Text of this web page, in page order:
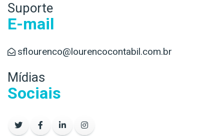
Suporte
E-mail
sflourenco@lourencocontabil.com.br
Mídias
Sociais